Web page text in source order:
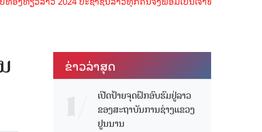
ຂ່າວ​ລ່າ​ສຸດ
ເປີດປ້າຍຈຸດຝຶກອົບຮົມຢູ່ລາວ
ຂອງສະຖາບັນການຊ່າງແຂວງ
ຢູນນານ